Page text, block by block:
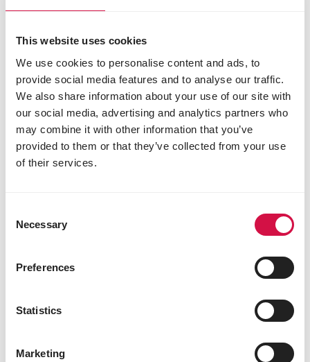
This website uses cookies
We use cookies to personalise content and ads, to
provide social media features and to analyse our traffic.
We also share information about your use of our site with
our social media, advertising and analytics partners who
may combine it with other information that you’ve
provided to them or that they’ve collected from your use
of their services.
Selection
Necessary
Preferences
Statistics
Marketing
Geben Sie Ihrem Welpen den besten
Schutz für einen perfekten Start ins
Leben